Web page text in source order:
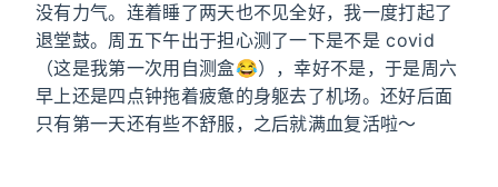
没有力气。连着睡了两天也不见全好，我一度打起了
退堂鼓。周五下午出于担心测了一下是不是 covid
（这是我第一次用自测盒😂），幸好不是，于是周六
早上还是四点钟拖着疲惫的身躯去了机场。还好后面
只有第一天还有些不舒服，之后就满血复活啦～